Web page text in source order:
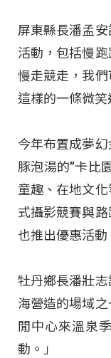
屏東縣長潘孟
活動，包括慢
慢走競走，我們
這樣的一條微笑
今年布置成夢
豚泡湯的”卡比
童趣、在地文
式攝影競賽與
也推出優惠活動
牡丹鄉長潘壯
海營造的場域
閒中心來溫泉
動。」